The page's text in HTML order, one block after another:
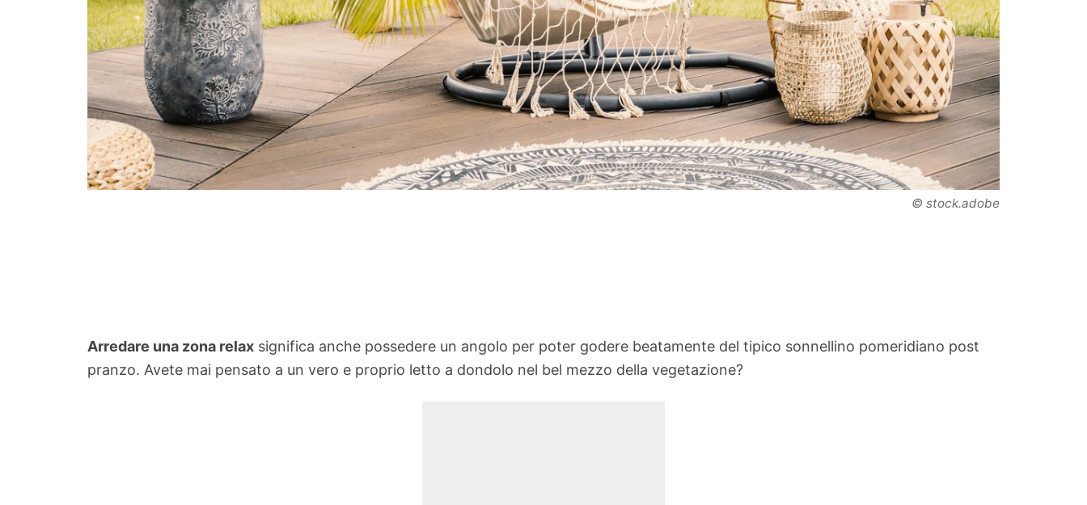
© stock.adobe
Arredare una zona relax significa anche possedere un angolo per poter godere beatamente del tipico sonnellino pomeridiano post
pranzo. Avete mai pensato a un vero e proprio letto a dondolo nel bel mezzo della vegetazione?